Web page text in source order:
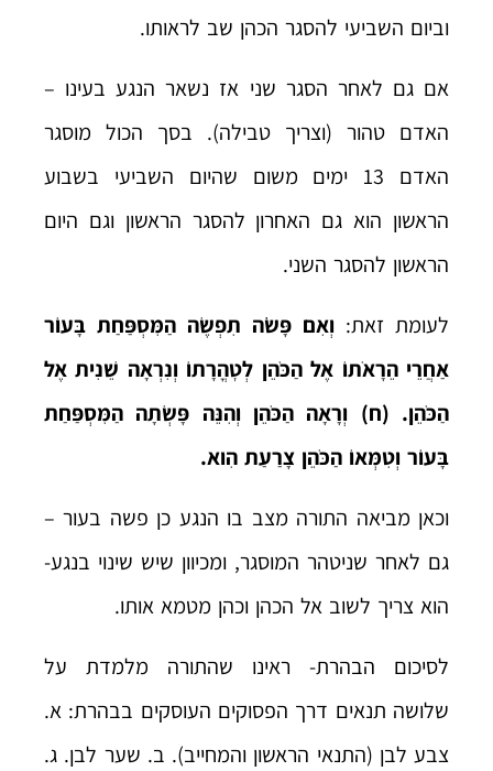
וביום השביעי להסגר הכהן שב לראותו.
אם גם לאחר הסגר שני אז נשאר הנגע בעינו –
האדם טהור (וצריך טבילה). בסך הכול מוסגר
האדם 13 ימים משום שהיום השביעי בשבוע
הראשון הוא גם האחרון להסגר הראשון וגם היום
הראשון להסגר השני.
לעומת זאת: וְאִם פָּשֹׂה תִפְשֶׂה הַמִּסְפַּחַת בָּעוֹר
אַחֲרֵי הֵרָאֹתוֹ אֶל הַכֹּהֵן לְטׇהֳרָתוֹ וְנִרְאָה שֵׁנִית אֶל
הַכֹּהֵן. (ח) וְרָאָה הַכֹּהֵן וְהִנֵּה פָּשְׂתָה הַמִּסְפַּחַת
בָּעוֹר וְטִמְּאוֹ הַכֹּהֵן צָרַעַת הִוא.
וכאן מביאה התורה מצב בו הנגע כן פשה בעור –
גם לאחר שניטהר המוסגר, ומכיוון שיש שינוי בנגע-
הוא צריך לשוב אל הכהן וכהן מטמא אותו.
לסיכום הבהרת- ראינו שהתורה מלמדת על
שלושה תנאים דרך הפסוקים העוסקים בבהרת: א.
צבע לבן (התנאי הראשון והמחייב). ב. שער לבן. ג.